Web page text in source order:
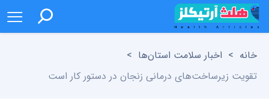
خانه > اخبار سلامت استان‌ها >
تقویت زیرساخت‌های درمانی زنجان در دستور کار است